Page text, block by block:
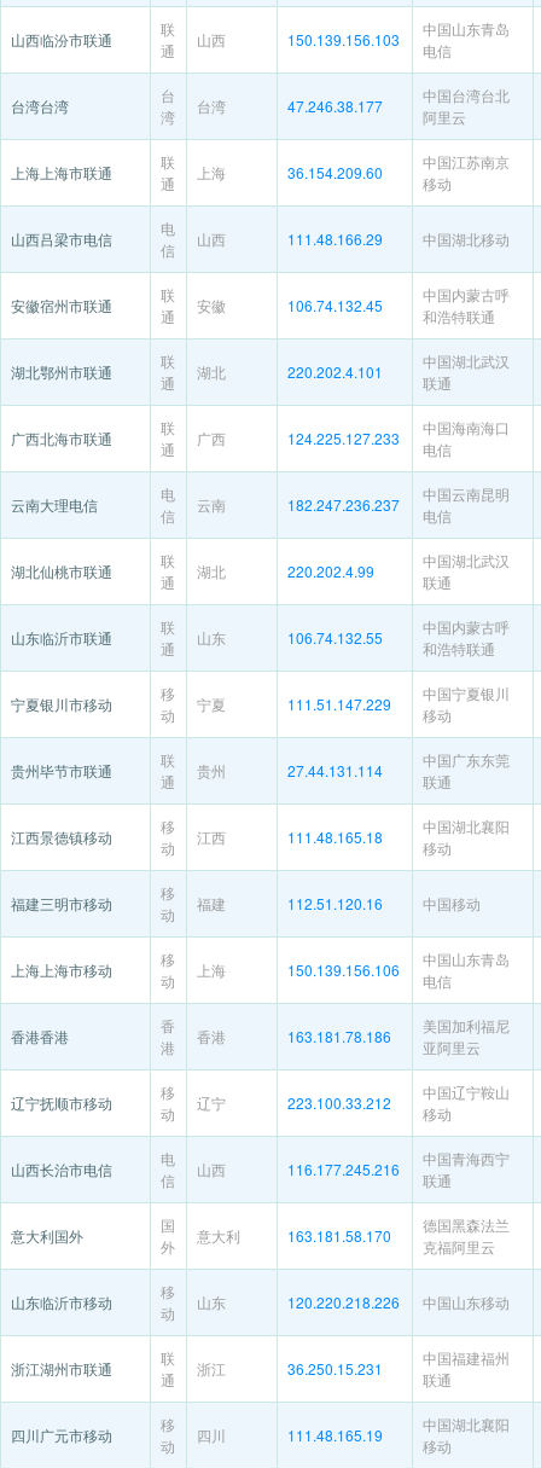
山西临汾市联通
联
通
山西 150.139.156.103
中国山东青岛
电信
台湾台湾
台
湾
台湾 47.246.38.177
中国台湾台北
阿里云
上海上海市联通
联
通
上海 36.154.209.60
中国江苏南京
移动
山西吕梁市电信
电
信
山西 111.48.166.29 中国湖北移动
安徽宿州市联通
联
通
安徽 106.74.132.45
中国内蒙古呼
和浩特联通
湖北鄂州市联通
联
通
湖北 220.202.4.101
中国湖北武汉
联通
广西北海市联通
联
通
广西 124.225.127.233
中国海南海口
电信
云南大理电信
电
信
云南 182.247.236.237
中国云南昆明
电信
湖北仙桃市联通
联
通
湖北 220.202.4.99
中国湖北武汉
联通
山东临沂市联通
联
通
山东 106.74.132.55
中国内蒙古呼
和浩特联通
宁夏银川市移动
移
动
宁夏 111.51.147.229
中国宁夏银川
移动
贵州毕节市联通
联
通
贵州 27.44.131.114
中国广东东莞
联通
江西景德镇移动
移
动
江西 111.48.165.18
中国湖北襄阳
移动
福建三明市移动
移
动
福建 112.51.120.16 中国移动
上海上海市移动
移
动
上海 150.139.156.106
中国山东青岛
电信
香港香港
香
港
香港 163.181.78.186
美国加利福尼
亚阿里云
辽宁抚顺市移动
移
动
辽宁 223.100.33.212
中国辽宁鞍山
移动
山西长治市电信
电
信
山西 116.177.245.216
中国青海西宁
联通
意大利国外
国
外
意大利 163.181.58.170
德国黑森法兰
克福阿里云
山东临沂市移动
移
动
山东 120.220.218.226 中国山东移动
浙江湖州市联通
联
通
浙江 36.250.15.231
中国福建福州
联通
四川广元市移动
移
动
四川 111.48.165.19
中国湖北襄阳
移动